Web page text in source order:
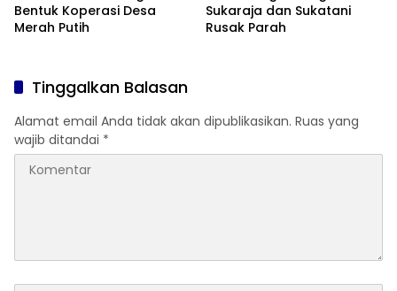
Bentuk Koperasi Desa
Merah Putih
Sukaraja dan Sukatani
Rusak Parah
Tinggalkan Balasan
Alamat email Anda tidak akan dipublikasikan. Ruas yang
wajib ditandai *